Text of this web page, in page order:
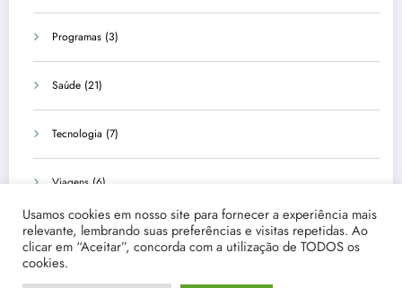
Programas (3)
Saúde (21)
Tecnologia (7)
Viagens (6)
Usamos cookies em nosso site para fornecer a experiência mais
relevante, lembrando suas preferências e visitas repetidas. Ao
clicar em “Aceitar”, concorda com a utilização de TODOS os
cookies.